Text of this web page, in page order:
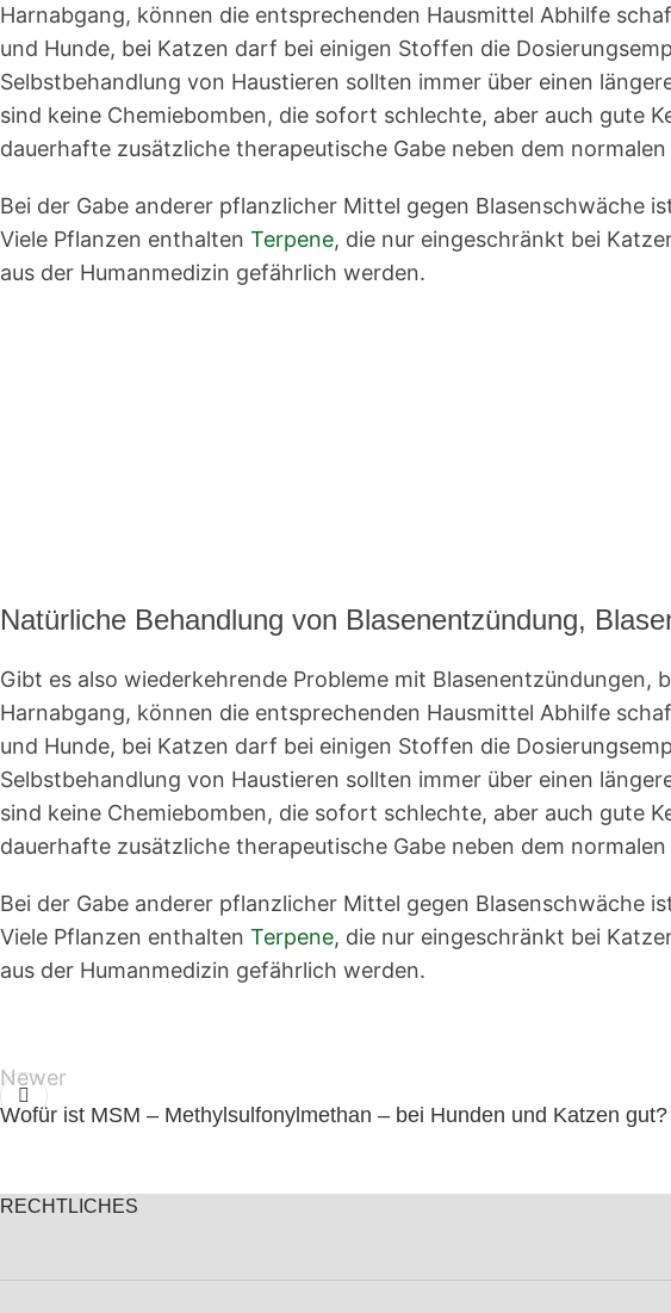
Harnabgang, können die entsprechenden Hausmittel Abhilfe
und Hunde, bei Katzen darf bei einigen Stoffen die
Selbstbehandlung von Haustieren sollten immer über einen
sind keine Chemiebomben, die sofort schlechte, aber auch gute
dauerhafte zusätzliche therapeutische Gabe neben dem
Bei der Gabe anderer pflanzlicher Mittel gegen Blasenschwäche
Viele Pflanzen enthalten Terpene, die nur eingeschränkt bei
aus der Humanmedizin gefährlich werden.
Natürliche Behandlung von Blasenentzündung,
Gibt es also wiederkehrende Probleme mit
Harnabgang, können die entsprechenden Hausmittel Abhilfe
und Hunde, bei Katzen darf bei einigen Stoffen die
Selbstbehandlung von Haustieren sollten immer über einen
sind keine Chemiebomben, die sofort schlechte, aber auch gute
dauerhafte zusätzliche therapeutische Gabe neben dem
Bei der Gabe anderer pflanzlicher Mittel gegen Blasenschwäche
Viele Pflanzen enthalten Terpene, die nur eingeschränkt bei
aus der Humanmedizin gefährlich werden.
Newer
Wofür ist MSM – Methylsulfonylmethan – bei Hunden und Katzen gut?
RECHTLICHES